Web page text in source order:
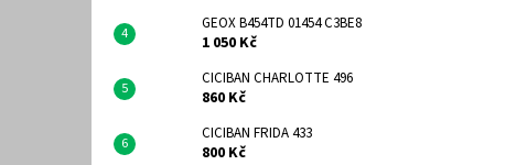
GEOX B454TD 01454 C3BE8
1 050 Kč
CICIBAN CHARLOTTE 496
860 Kč
CICIBAN FRIDA 433
800 Kč